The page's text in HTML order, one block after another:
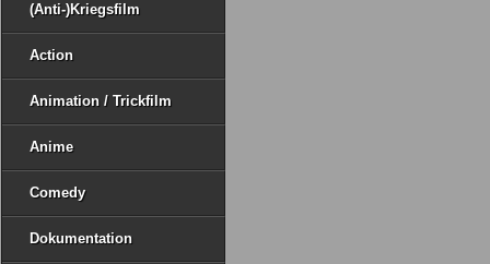
(Anti-)Kriegsfilm
Action
Animation / Trickfilm
Anime
Comedy
Dokumentation